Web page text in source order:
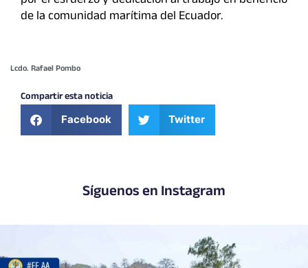
de la comunidad marítima del Ecuador.
Lcdo. Rafael Pombo
Compartir esta noticia
Facebook Twitter
Síguenos en Instagram